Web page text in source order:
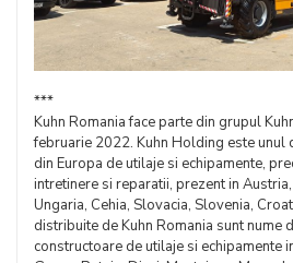
***
Kuhn Romania face parte din grupul
februarie 2022. Kuhn Holding este
din Europa de utilaje si echipamente,
intretinere si reparatii, prezent in
Ungaria, Cehia, Slovacia, Slovenia,
distribuite de Kuhn Romania sunt nume
constructoare de utilaje si echipamente